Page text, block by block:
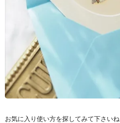
お気に入り使い方を探してみて下さいね